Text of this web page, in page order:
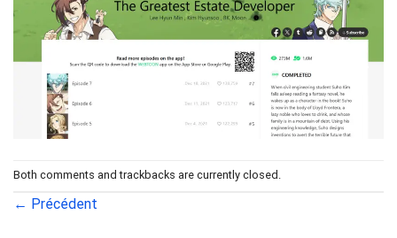
Both comments and trackbacks are currently closed.
← Précédent